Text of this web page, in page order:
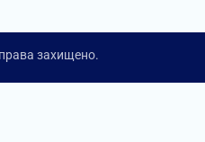
захищено.